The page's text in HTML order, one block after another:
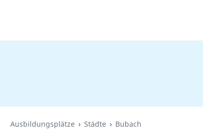
Ausbildungsplätze Städte Bubach